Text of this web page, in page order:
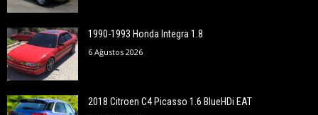
1990-1993 Honda Integra 1.8
6 Ağustos 2026
2018 Citroen C4 Picasso 1.6 BlueHDi EAT